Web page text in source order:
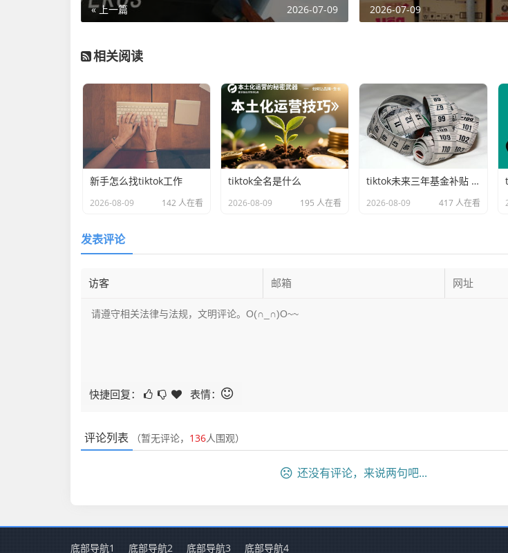
« 上一篇 2026-07-09 2026-07-09
相关阅读
新手怎么找tiktok工作
2026-08-09 142 人在看
tiktok全名是什么
2026-08-09 195 人在看
tiktok未来三年基金补贴 的延伸长尾关键词有哪些
2026-08-09 417 人在看
发表评论
快捷回复： 表情：
评论列表 （暂无评论， 136人围观）
还没有评论，来说两句吧...
底部导航1 底部导航2 底部导航3 底部导航4